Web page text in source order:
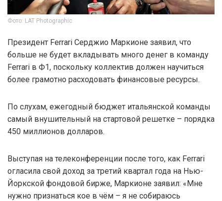
Фото: LAT Photographic
Президент Ferrari Серджио Маркионе заявил, что
больше не будет вкладывать много денег в команду
Ferrari в Ф1, поскольку коллектив должен научиться
более грамотно расходовать финансовые ресурсы.
По слухам, ежегодный бюджет итальянской команды
самый внушительный на стартовой решетке – порядка
450 миллионов долларов.
Выступая на телеконференции после того, как Ferrari
огласила свой доход за третий квартал года на Нью-
Йоркской фондовой бирже, Маркионе заявил: «Мне
нужно признаться кое в чём – я не собираюсь